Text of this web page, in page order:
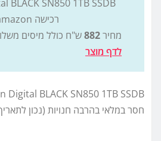
BLACK SN850 1TB SSDB
רכישה amazon
מחיר882ש"ח כולל מיסים
לדף מוצר
חסר במלאי בהרבה חנויות (נכון לתאריך 20/08/